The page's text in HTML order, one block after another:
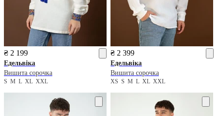
₴ 2 199
Едельвіка
Вишита сорочка
S M L XL XXL
₴ 2 399
Едельвіка
Вишита сорочка
XSSMLXLXXL